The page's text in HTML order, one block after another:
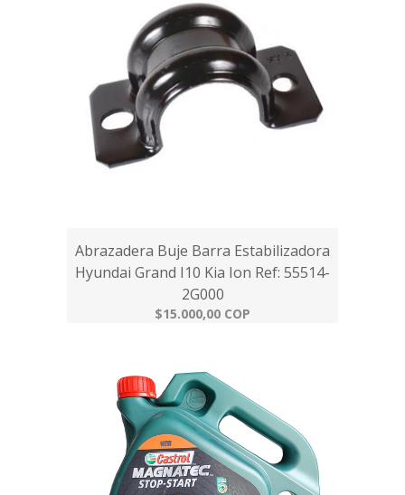
Abrazadera Buje Barra Estabilizadora
Hyundai Grand I10 Kia Ion Ref: 55514-
2G000
$15.000,00 COP